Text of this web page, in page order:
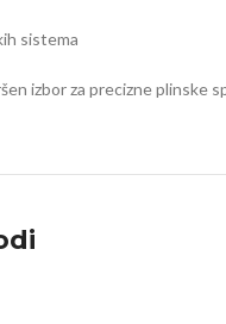
sistema
izbor za precizne plinske